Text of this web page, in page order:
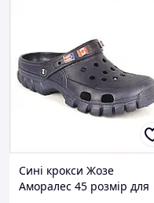
Сині крокси Жозе
Аморалес 45 розмір для